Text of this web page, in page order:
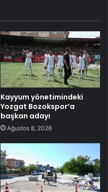
Kayyum yönetimindeki
Yozgat Bozokspor’a
başkan adayı
Ağustos 8, 2026